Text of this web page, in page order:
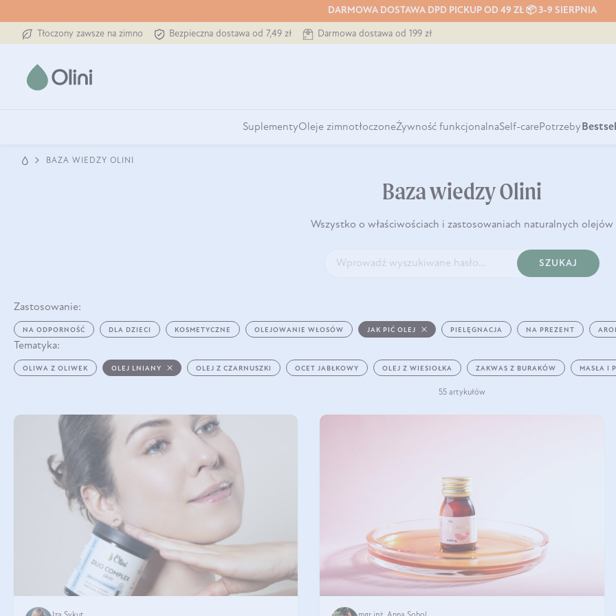
DARMOWA DOSTAWA DPD PICKUP OD 49 ZŁ 📦 3-9 SIERPNIA
Tłoczony zawsze na zimno Bezpieczna dostawa od 7,49 zł Darmowa dostawa od 199 zł
SuplementyOleje zimnotłoczoneŻywność funkcjonalnaSelf-carePotrzeby
BAZA WIEDZY OLINI
Baza wiedzy Olini
Wszystko o właściwościach i zastosowaniach naturalnych olejów
SZUKAJ
Zastosowanie:
NA ODPORNOŚĆ DLA DZIECI KOSMETYCZNE OLEJOWANIE WŁOSÓW JAK PIĆ OLEJ PIELĘGNACJA NA PREZENT
Tematyka:
OLIWA Z OLIWEK OLEJ LNIANY OLEJ Z CZARNUSZKI OCET JABŁKOWY OLEJ Z WIESIOŁKA ZAKWAS Z BURAKÓW MASŁA I
55 artykułów